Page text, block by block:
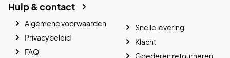
Hulp & contact
Algemene voorwaarden
Privacybeleid
FAQ
Snelle levering
Klacht